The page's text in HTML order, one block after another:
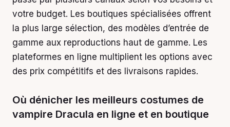
votre budget. Les boutiques spécialisées offrent
la plus large sélection, des modèles d’entrée de
gamme aux reproductions haut de gamme. Les
plateformes en ligne multiplient les options avec
des prix compétitifs et des livraisons rapides.
Où dénicher les meilleurs costumes de
vampire Dracula en ligne et en boutique